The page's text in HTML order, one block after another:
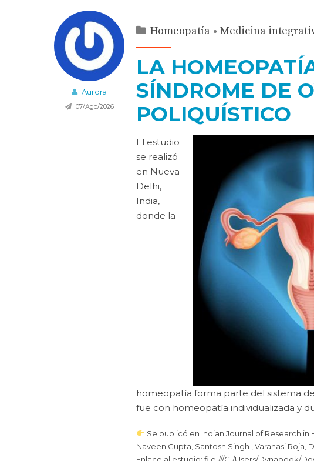
Aurora
07/Ago/2026
Homeopatía Medicina
LA
SÍNDROME DE
POLIQUÍSTICO
El estudio
se realizó
en Nueva
Delhi,
India,
donde la
homeopatía forma parte del sistema
fue con homeopatía individualizada y
Se publicó en Indian Journal of Research in
Naveen Gupta, Santosh Singh , Varanasi Roja,